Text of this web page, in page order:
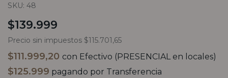
SKU: 48
$139.999
Precio sin impuestos $115.701,65
$111.999,20 con Efectivo (PRESENCIAL en locales)
$125.999 pagando por Transferencia